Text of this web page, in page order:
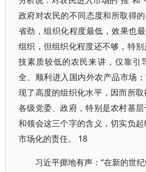
政府对农民的不同态度和所取得
省劲，组织化程度最低，效果也
组织，但组织化程度还不够，特
技素质较低的农民来讲，仅靠引
全、顺利进入国内外农产品市场
现了高度的组织化水平，因而所取
各级党委、政府，特别是农村基
和领会这三个字的含义，切实负
市场化的责任。 18
习近平掷地有声：“在新的世